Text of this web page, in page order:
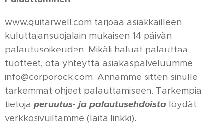
www.guitarwell.com tarjoaa asiakkailleen
kuluttajansuojalain mukaisen 14 päivän
palautusoikeuden. Mikäli haluat palauttaa
tuotteet, ota yhteyttä asiakaspalveluumme
info@corporock.com. Annamme sitten sinulle
tarkemmat ohjeet palauttamiseen. Tarkempia
tietoja peruutus- ja palautusehdoista löydät
verkkosivuiltamme (laita linkki).